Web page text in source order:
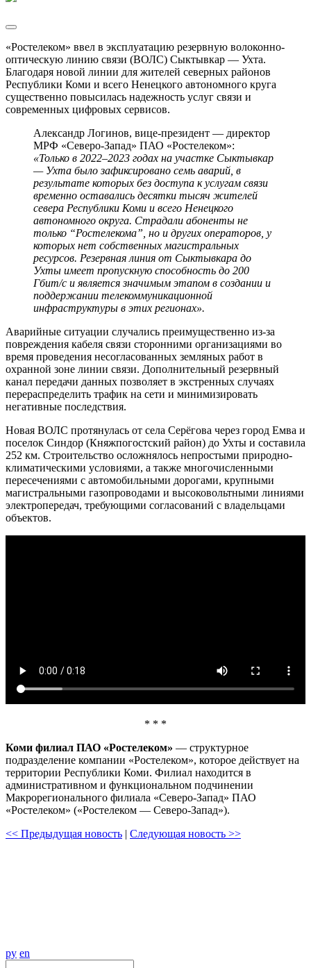
«Ростелеком» ввел в эксплуатацию резервную волоконно-
оптическую линию связи (ВОЛС) Сыктывкар — Ухта.
Благодаря новой линии для жителей северных районов
Республики Коми и всего Ненецкого автономного круга
существенно повысилась надежность услуг связи и
современных цифровых сервисов.
Александр Логинов, вице-президент — директор
МРФ «Северо-Запад» ПАО «Ростелеком»:
«Только в 2022–2023 годах на участке Сыктывкар
— Ухта было зафиксировано семь аварий, в
результате которых без доступа к услугам связи
временно оставались десятки тысяч жителей
севера Республики Коми и всего Ненецкого
автономного округа. Страдали абоненты не
только “Ростелекома”, но и других операторов, у
которых нет собственных магистральных
ресурсов. Резервная линия от Сыктывкара до
Ухты имеет пропускную способность до 200
Гбит/c и является значимым этапом в создании и
поддержании телекоммуникационной
инфраструктуры в этих регионах».
Аварийные ситуации случались преимущественно из-за
повреждения кабеля связи сторонними организациями во
время проведения несогласованных земляных работ в
охранной зоне линии связи. Дополнительный резервный
канал передачи данных позволяет в экстренных случаях
перераспределить трафик на сети и минимизировать
негативные последствия.
Новая ВОЛС протянулась от села Серёгова через город Емва и
поселок Синдор (Княжпогостский район) до Ухты и составила
252 км. Строительство осложнялось непростыми природно-
климатическими условиями, а также многочисленными
пересечениями с автомобильными дорогами, крупными
магистральными газопроводами и высоковольтными линиями
электропередач, требующими согласований с владельцами
объектов.
* * *
Коми филиал ПАО «Ростелеком» — структурное
подразделение компании «Ростелеком», которое действует на
территории Республики Коми. Филиал находится в
административном и функциональном подчинении
Макрорегионального филиала «Северо-Запад» ПАО
«Ростелеком» («Ростелеком — Северо-Запад»).
<< Предыдущая новость | Следующая новость >>
ру en